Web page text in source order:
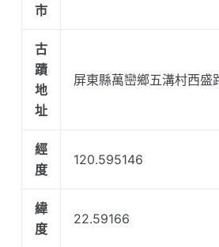
市
古
蹟
地
址
屏東縣萬巒鄉五溝村西盛
經
度
120.595146
緯
度
22.59166